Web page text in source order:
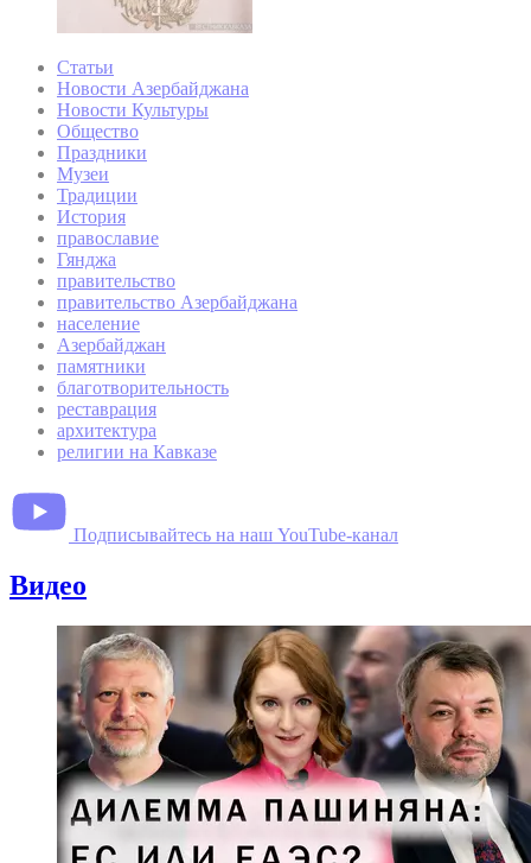
Статьи
Новости Азербайджана
Новости Культуры
Общество
Праздники
Музеи
Традиции
История
православие
Гянджа
правительство
правительство Азербайджана
население
Азербайджан
памятники
благотворительность
реставрация
архитектура
религии на Кавказе
Подписывайтесь на наш YouTube-канал
Видео